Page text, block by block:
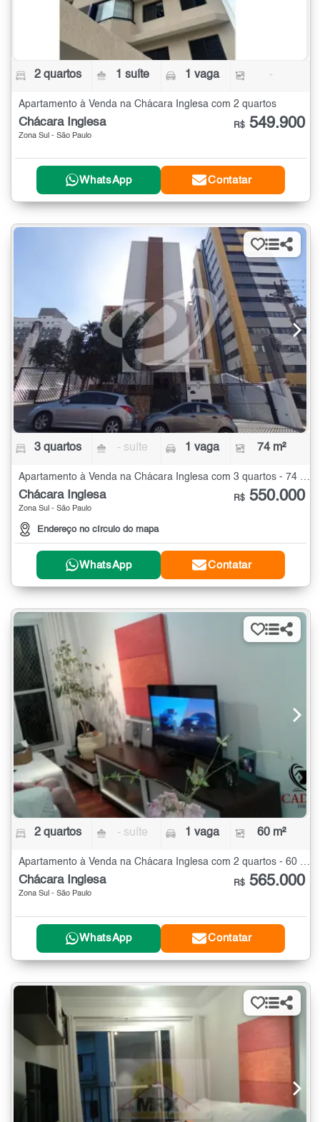
2 quartos 1 suíte 1 vaga -
Apartamento à Venda na Chácara Inglesa com 2 quartos
Chácara Inglesa
Zona Sul - São Paulo
R$ 549.900
WhatsApp Contatar
3 quartos - suíte 1 vaga 74 m²
Apartamento à Venda na Chácara Inglesa com 3 quartos - 74 m²
Chácara Inglesa
Zona Sul - São Paulo
Endereço no círculo do mapa
R$ 550.000
WhatsApp Contatar
2 quartos - suíte 1 vaga 60 m²
Apartamento à Venda na Chácara Inglesa com 2 quartos - 60 m²
Chácara Inglesa
Zona Sul - São Paulo
R$ 565.000
WhatsApp Contatar